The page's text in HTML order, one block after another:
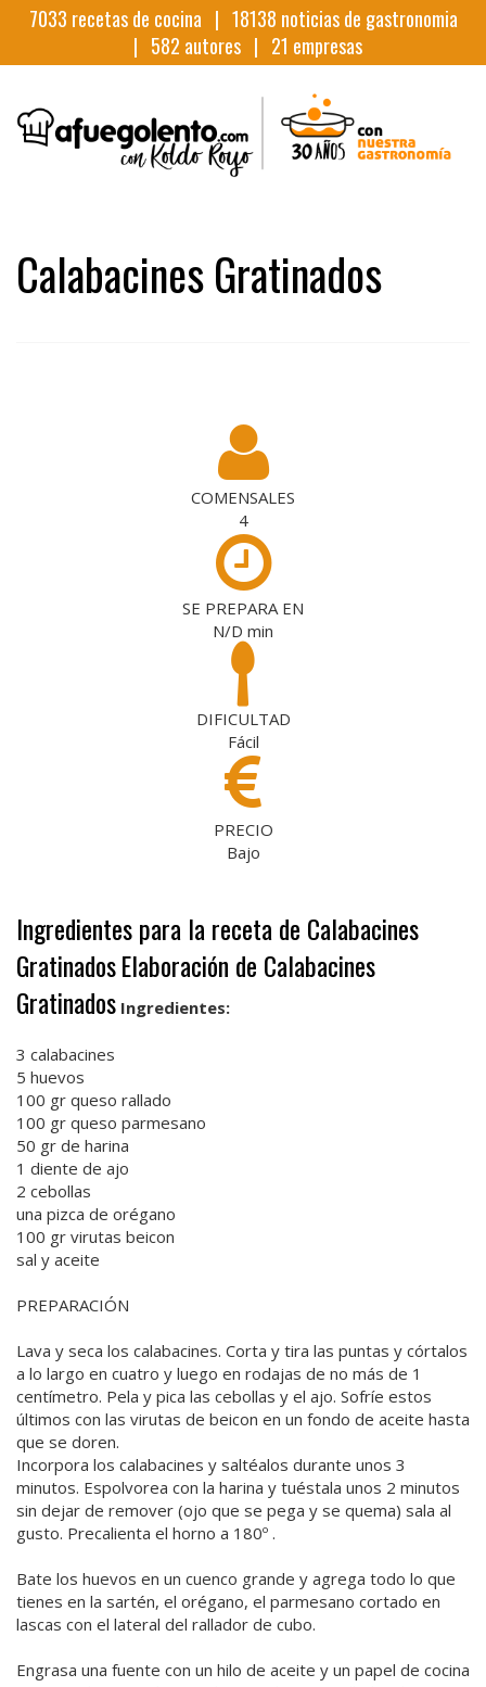
7033 recetas de cocina | 18138 noticias de gastronomia
| 582 autores | 21 empresas
Calabacines Gratinados
COMENSALES
4
SE PREPARA EN
N/D min
DIFICULTAD
Fácil
PRECIO
Bajo
Ingredientes para la receta de Calabacines
GratinadosElaboración de Calabacines
Gratinados Ingredientes:
3 calabacines
5 huevos
100 gr queso rallado
100 gr queso parmesano
50 gr de harina
1 diente de ajo
2 cebollas
una pizca de orégano
100 gr virutas beicon
sal y aceite
PREPARACIÓN
Lava y seca los calabacines. Corta y tira las puntas y córtalos
a lo largo en cuatro y luego en rodajas de no más de 1
centímetro. Pela y pica las cebollas y el ajo. Sofríe estos
últimos con las virutas de beicon en un fondo de aceite hasta
que se doren.
Incorpora los calabacines y saltéalos durante unos 3
minutos. Espolvorea con la harina y tuéstala unos 2 minutos
sin dejar de remover (ojo que se pega y se quema) sala al
gusto. Precalienta el horno a 180º .
Bate los huevos en un cuenco grande y agrega todo lo que
tienes en la sartén, el orégano, el parmesano cortado en
lascas con el lateral del rallador de cubo.
Engrasa una fuente con un hilo de aceite y un papel de cocina